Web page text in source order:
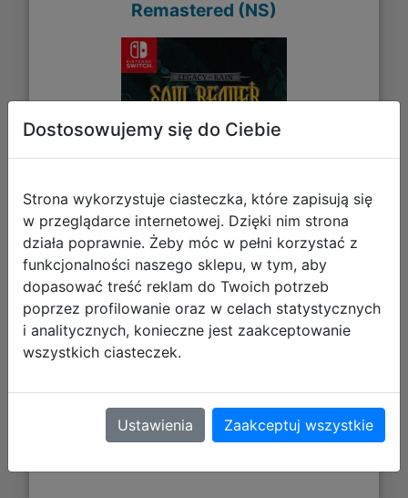
Remastered (NS)
124,89 zł
DO KOSZYKA
Dostosowujemy się do Ciebie
Strona wykorzystuje ciasteczka, które zapisują się
w przeglądarce internetowej. Dzięki nim strona
działa poprawnie. Żeby móc w pełni korzystać z
funkcjonalności naszego sklepu, w tym, aby
dopasować treść reklam do Twoich potrzeb
poprzez profilowanie oraz w celach statystycznych
i analitycznych, konieczne jest zaakceptowanie
wszystkich ciasteczek.
Ustawienia Zaakceptuj wszystkie